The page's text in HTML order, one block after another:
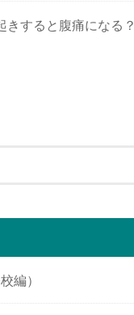
きすると腹痛になる？
編）